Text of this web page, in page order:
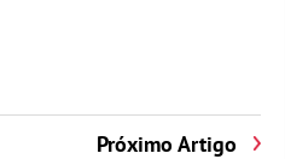
Próximo Artigo